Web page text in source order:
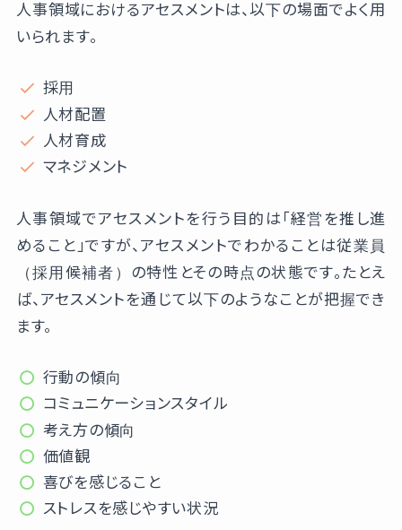
人事領域におけるアセスメントは、以下の場面でよく用
いられます。
採用
人材配置
人材育成
マネジメント
人事領域でアセスメントを行う目的は「経営を推し進
めること」ですが、アセスメントでわかることは従業員
（採用候補者）の特性とその時点の状態です。たとえ
ば、アセスメントを通じて以下のようなことが把握でき
ます。
行動の傾向
コミュニケーションスタイル
考え方の傾向
価値観
喜びを感じること
ストレスを感じやすい状況